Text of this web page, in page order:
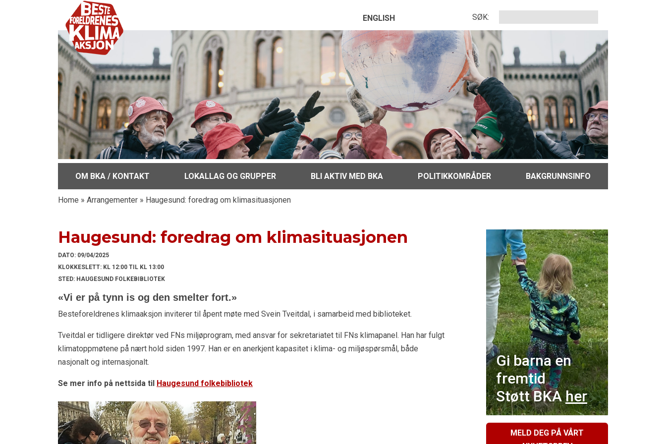
ENGLISH SØK:
OM BKA / KONTAKT LOKALLAG OG GRUPPER BLI AKTIV MED BKA POLITIKKOMRÅDER BAKGRUNNSINFO
Home » Arrangementer » Haugesund: foredrag om klimasituasjonen
Haugesund: foredrag om klimasituasjonen
DATO: 09/04/2025
KLOKKESLETT: KL 12:00 TIL KL 13:00
STED: HAUGESUND FOLKEBIBLIOTEK
«Vi er på tynn is og den smelter fort.»
Besteforeldrenes klimaaksjon inviterer til åpent møte med Svein Tveitdal, i samarbeid med biblioteket.
Tveitdal er tidligere direktør ved FNs miljøprogram, med ansvar for sekretariatet til FNs klimapanel. Han har fulgt
klimatoppmøtene på nært hold siden 1997. Han er en anerkjent kapasitet i klima- og miljøspørsmål, både
nasjonalt og internasjonalt.
Se mer info på nettsida til Haugesund folkebibliotek
Gi barna en
fremtid
Støtt BKAher
MELD DEG PÅ VÅRT